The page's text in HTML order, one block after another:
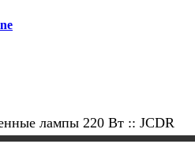
лампы 220 Вт :: JCDR